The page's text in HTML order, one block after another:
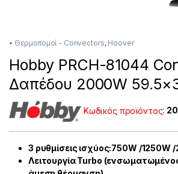
• Θερμοπομοί - Convectors, Hoover
Hobby PRCH-81044
Δαπέδου 2000W
Κωδικός προϊόντος:
3 ρυθμίσεις ισχύος:750W /1250W
Λειτουργία Turbo